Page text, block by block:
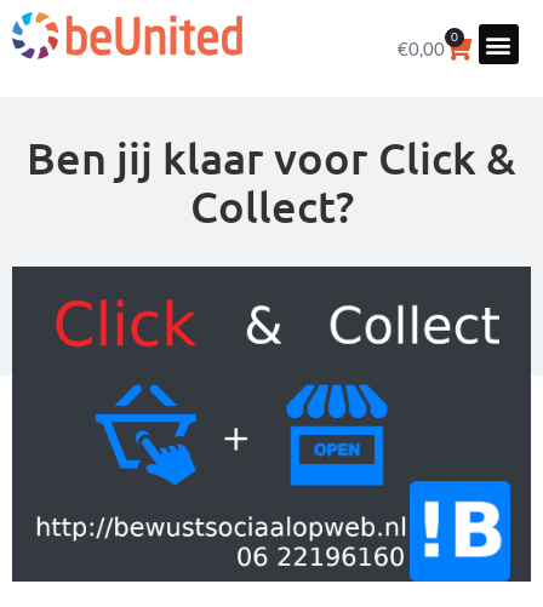
€0,00
0
Ben jij klaar voor Click &
Collect?